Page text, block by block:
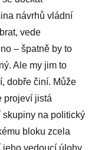
návrhů vládní
vede
– špatně by to
Ale my jim to
dobře činí. Může
projeví jistá
na politický
bloku zcela
jeho vedoucí úlohy